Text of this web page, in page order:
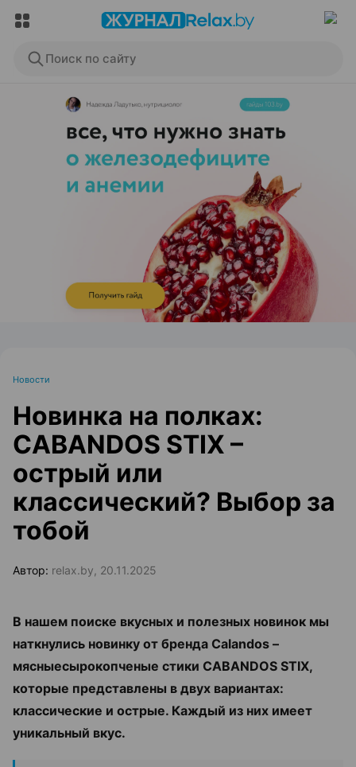
Поиск по сайту
ЭФФЕКТИВНАЯ РЕКЛАМА НА САЙТЕ
Новости
Новинка на полках:
CABANDOS STIX –
острый или
классический? Выбор за
тобой
Автор: relax.by, 20.11.2025
В нашем поиске вкусных и полезных новинок мы
наткнулись новинку от бренда Calandos –
мясныесырокопченые стики CABANDOS STIX,
которые представлены в двух вариантах:
классические и острые. Каждый из них имеет
уникальный вкус.